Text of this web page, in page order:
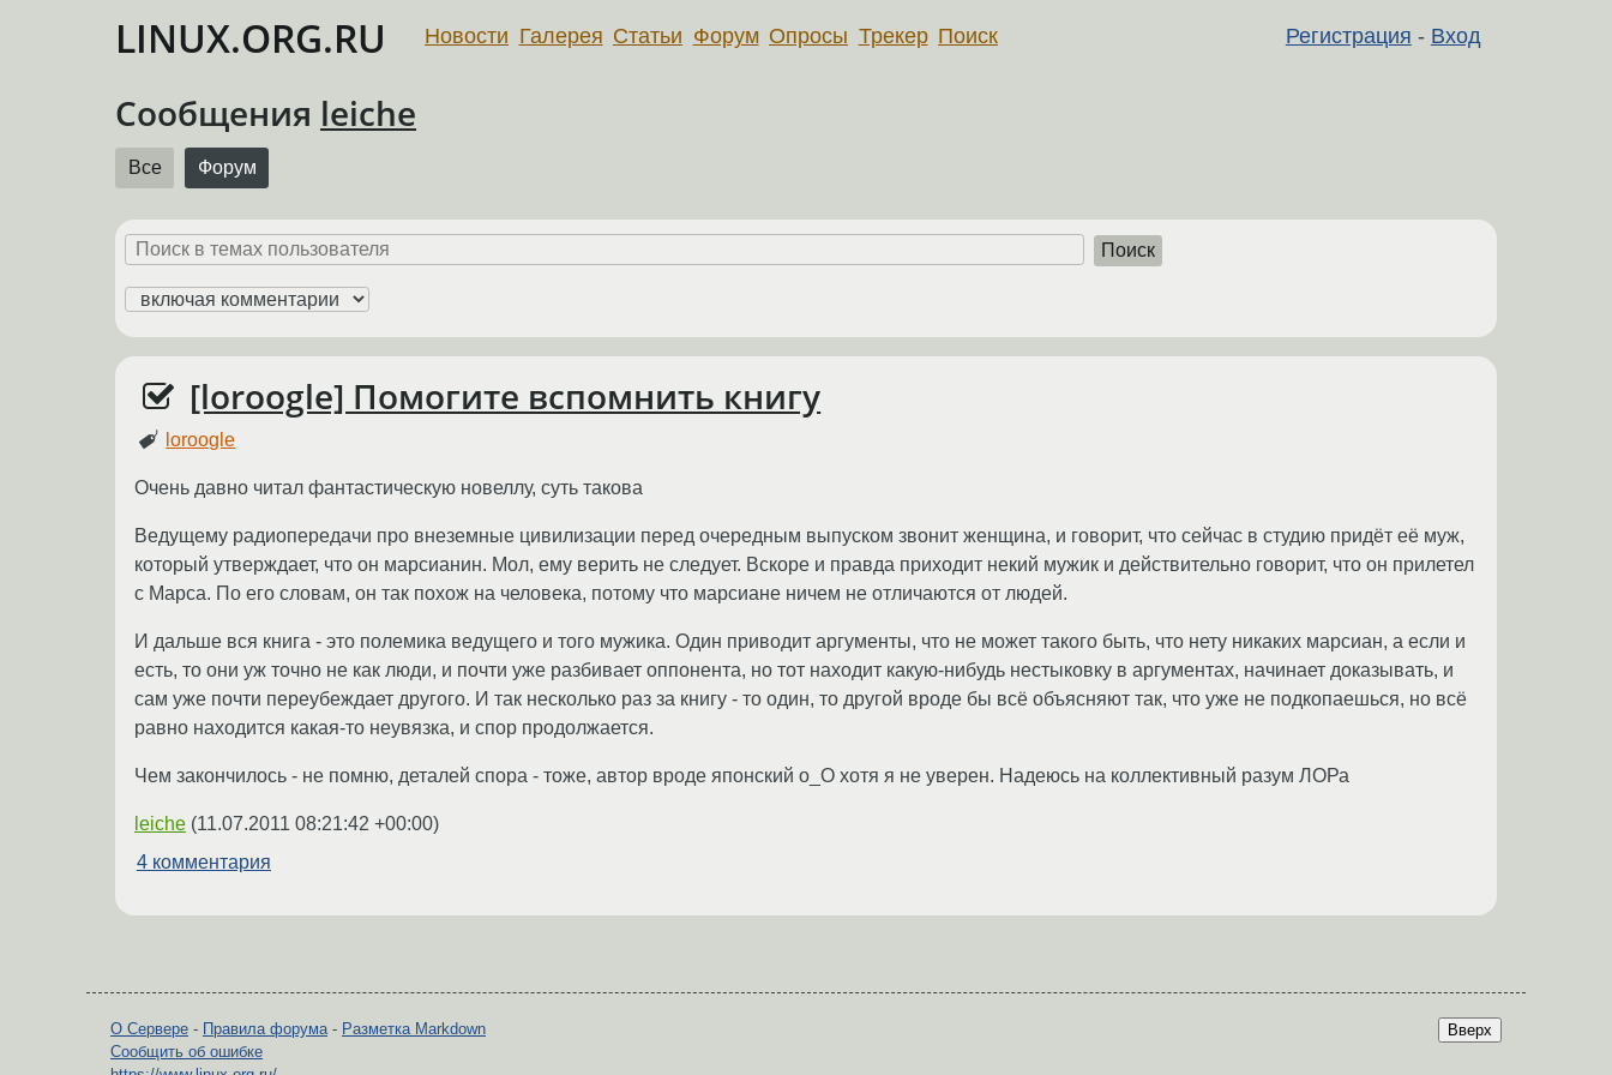
LINUX.ORG.RU Регистрация - Вход
Новости Галерея Статьи Форум Опросы Трекер Поиск
Сообщения leiche
Все Форум
Поиск
[loroogle] Помогите вспомнить книгу
loroogle
Очень давно читал фантастическую новеллу, суть такова
Ведущему радиопередачи про внеземные цивилизации перед очередным выпуском звонит женщина, и говорит, что сейчас в студию придёт её муж,
который утверждает, что он марсианин. Мол, ему верить не следует. Вскоре и правда приходит некий мужик и действительно говорит, что он прилетел
с Марса. По его словам, он так похож на человека, потому что марсиане ничем не отличаются от людей.
И дальше вся книга - это полемика ведущего и того мужика. Один приводит аргументы, что не может такого быть, что нету никаких марсиан, а если и
есть, то они уж точно не как люди, и почти уже разбивает оппонента, но тот находит какую-нибудь нестыковку в аргументах, начинает доказывать, и
сам уже почти переубеждает другого. И так несколько раз за книгу - то один, то другой вроде бы всё объясняют так, что уже не подкопаешься, но всё
равно находится какая-то неувязка, и спор продолжается.
Чем закончилось - не помню, деталей спора - тоже, автор вроде японский о_О хотя я не уверен. Надеюсь на коллективный разум ЛОРа
leiche (11.07.2011 08:21:42 +00:00)
4 комментария
Вверх
О Сервере - Правила форума- Разметка Markdown
Сообщить об ошибке